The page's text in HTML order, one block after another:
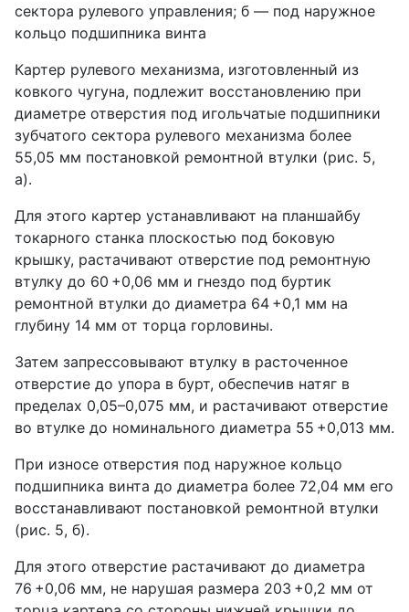
сектора рулевого управления; б — под наружное
кольцо подшипника винта
Картер рулевого механизма, изготовленный из
ковкого чугуна, подлежит восстановлению при
диаметре отверстия под игольчатые подшипники
зубчатого сектора рулевого механизма более
55,05 мм постановкой ремонтной втулки (рис. 5,
а).
Для этого картер устанавливают на планшайбу
токарного станка плоскостью под боковую
крышку, растачивают отверстие под ремонтную
втулку до 60 +0,06 мм и гнездо под буртик
ремонтной втулки до диаметра 64 +0,1 мм на
глубину 14 мм от торца горловины.
Затем запрессовывают втулку в расточенное
отверстие до упора в бурт, обеспечив натяг в
пределах 0,05–0,075 мм, и растачивают отверстие
во втулке до номинального диаметра 55 +0,013 мм.
При износе отверстия под наружное кольцо
подшипника винта до диаметра более 72,04 мм его
восстанавливают постановкой ремонтной втулки
(рис. 5, б).
Для этого отверстие растачивают до диаметра
76 +0,06 мм, не нарушая размера 203 +0,2 мм от